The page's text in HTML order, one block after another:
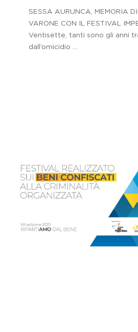
SESSA AURUNCA, MEMORIA
VARONE CON IL FESTIVAL
Ventisette, tanti sono gli anni
dall’omicidio ...